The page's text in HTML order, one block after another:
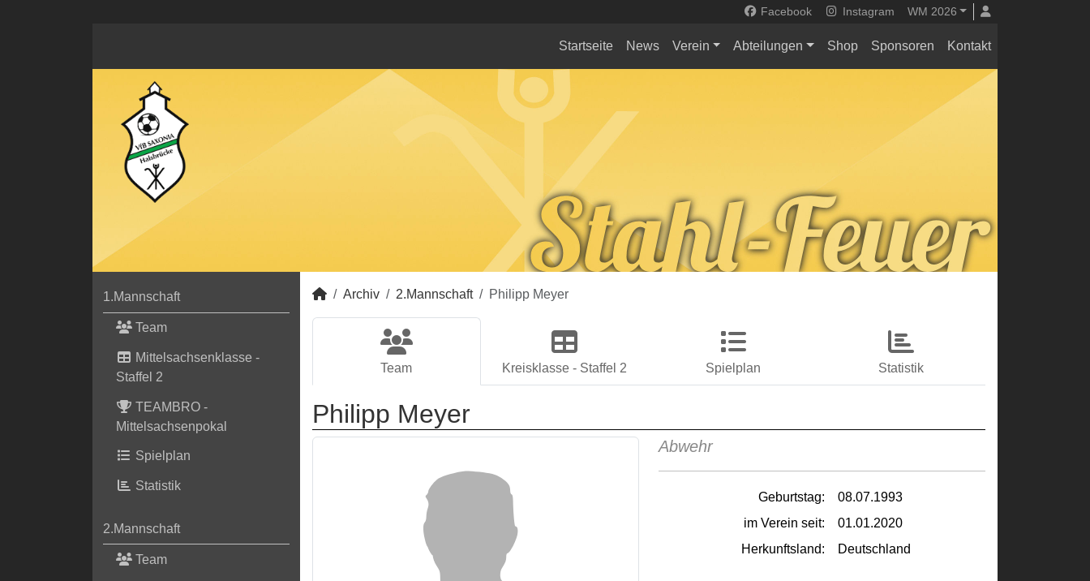
Facebook Instagram WM 2026
Startseite News Verein Abteilungen Shop Sponsoren Kontakt
1.Mannschaft
Team
Mittelsachsenklasse -
Staffel 2
TEAMBRO -
Mittelsachsenpokal
Spielplan
Statistik
2.Mannschaft
Team
Archiv 2.Mannschaft Philipp Meyer
Team Kreisklasse - Staffel 2 Spielplan Statistik
Philipp Meyer
Abwehr
Geburtstag:
08.07.1993
im Verein seit:
01.01.2020
Herkunftsland:
Deutschland